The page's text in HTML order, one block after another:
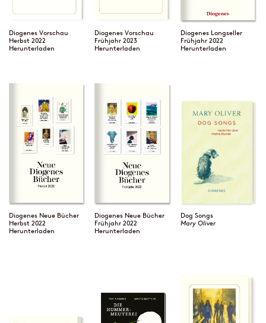
Diogenes Vorschau
Herbst 2022
Herunterladen
Diogenes Vorschau
Frühjahr 2023
Herunterladen
Diogenes Longseller
Frühjahr 2022
Herunterladen
Diogenes Neue Bücher
Herbst 2022
Herunterladen
Diogenes Neue Bücher
Frühjahr 2022
Herunterladen
Dog Songs
Mary Oliver